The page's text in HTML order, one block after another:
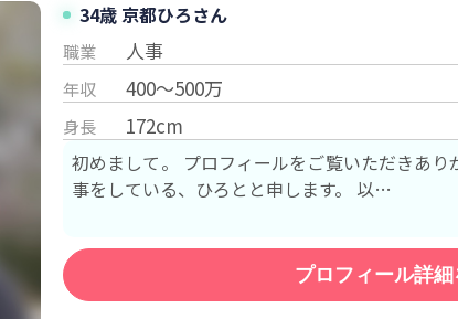
34歳 京都ひろさん
職業 人事
年収 400～500万
身長 172cm
初めまして。 プロフィールをご覧いただきあ
事をしている、ひろとと申します。 以…
プロフィール詳